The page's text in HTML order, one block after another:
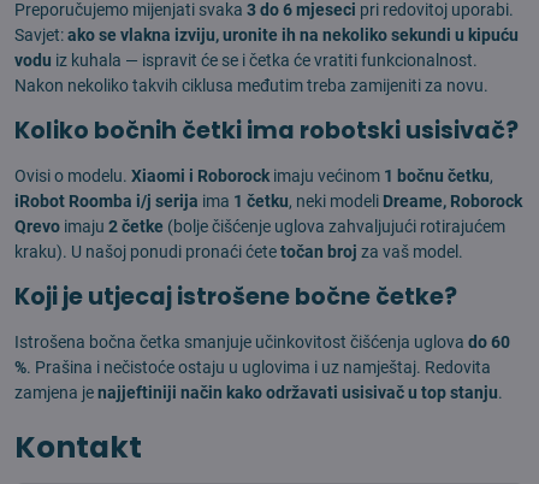
Preporučujemo mijenjati svaka 3 do 6 mjeseci pri redovitoj uporabi.
Savjet:ako se vlakna izviju, uronite ih na nekoliko sekundi u kipuću
vodu iz kuhala — ispravit će se i četka će vratiti funkcionalnost.
Nakon nekoliko takvih ciklusa međutim treba zamijeniti za novu.
Koliko bočnih četki ima robotski usisivač?
Ovisi o modelu. Xiaomi i Roborock imaju većinom 1 bočnu četku,
iRobot Roomba i/j serija ima 1 četku, neki modeli Dreame, Roborock
Qrevo imaju 2 četke (bolje čišćenje uglova zahvaljujući rotirajućem
kraku). U našoj ponudi pronaći ćetetočan broj za vaš model.
Koji je utjecaj istrošene bočne četke?
Istrošena bočna četka smanjuje učinkovitost čišćenja uglova do 60
%. Prašina i nečistoće ostaju u uglovima i uz namještaj. Redovita
zamjena jenajjeftiniji način kako održavati usisivač u top stanju.
Kontakt